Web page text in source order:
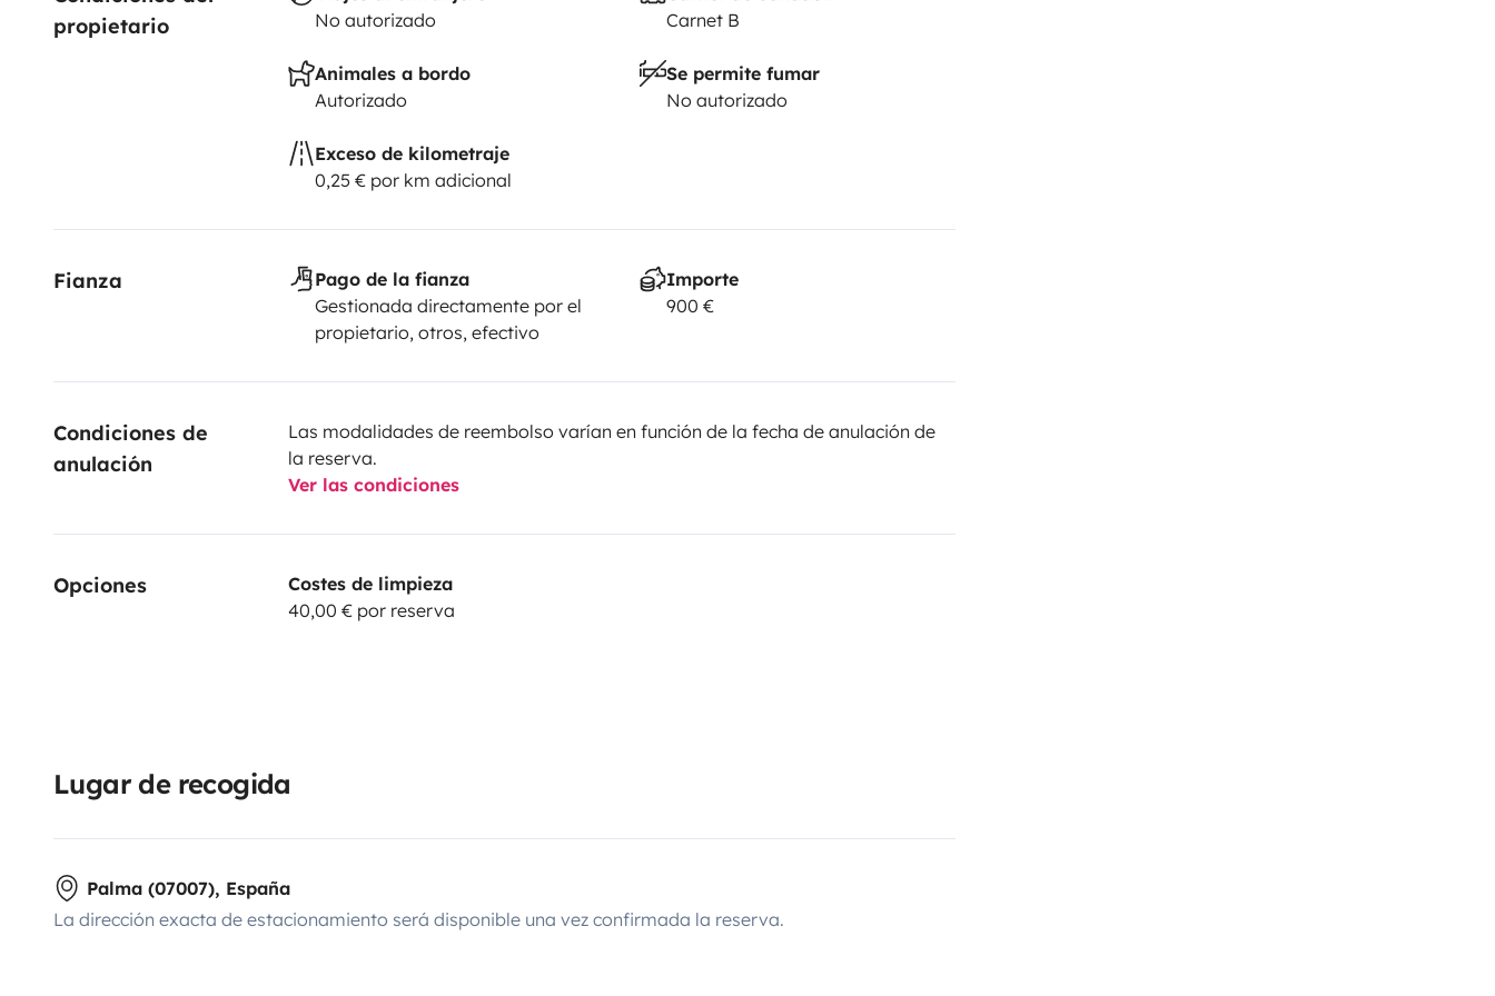
propietario
No autorizado
Carnet B
Animales a bordo
Autorizado
Se permite fumar
No autorizado
Exceso de kilometraje
0,25 € por km adicional
Fianza
Pago de la fianza
Gestionada directamente por el
propietario, otros, efectivo
Importe
900 €
Condiciones de
anulación
Las modalidades de reembolso varían en función de la fecha de anulación de
la reserva.
Ver las condiciones
Opciones
Costes de limpieza
40,00 € por reserva
Lugar de recogida
Palma (07007), España
La dirección exacta de estacionamiento será disponible una vez confirmada la reserva.